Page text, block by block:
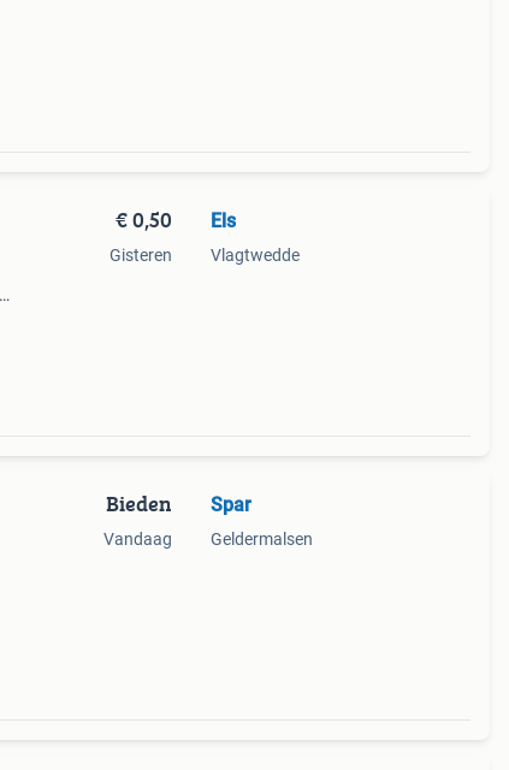
€ 0,50
Gisteren
Els
Vlagtwedde
Bieden
Vandaag
Spar
Geldermalsen